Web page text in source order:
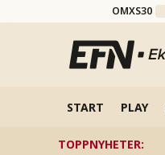
OMXS30
START PLAY
TOPPNYHETER: